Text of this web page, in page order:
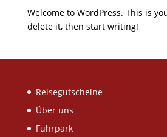
Welcome to WordPress. This is
delete it, then start writing!
Reisegutscheine
Über uns
Fuhrpark